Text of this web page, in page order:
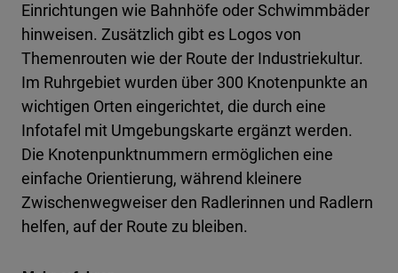
Einrichtungen wie Bahnhöfe oder Schwimmbäder
hinweisen. Zusätzlich gibt es Logos von
Themenrouten wie der Route der Industriekultur.
Im Ruhrgebiet wurden über 300 Knotenpunkte an
wichtigen Orten eingerichtet, die durch eine
Infotafel mit Umgebungskarte ergänzt werden.
Die Knotenpunktnummern ermöglichen eine
einfache Orientierung, während kleinere
Zwischenwegweiser den Radlerinnen und Radlern
helfen, auf der Route zu bleiben.